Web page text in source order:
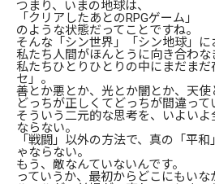
つまり、いまの地球は、
「クリアしたあとのRPGゲーム」
のような状態だってことですね。
そんな「シン世界」「シン地球」に
私たち人間がほんとうに向き合わな
私たちひとりひとりの中にまだま
セ」。
善とか悪とか、光とか闇とか、天使
どっちが正しくてどっちが間違って
そういう二元的な思考を、いよい
ならない。
「戦闘」以外の方法で、真の「平
ゃならない。
もう、敵なんていないんです。
っていうか、最初からどこにもいな